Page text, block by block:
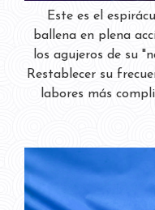
Este es el
ballena en plena
los agujeros de su
Restablecer su
labores más